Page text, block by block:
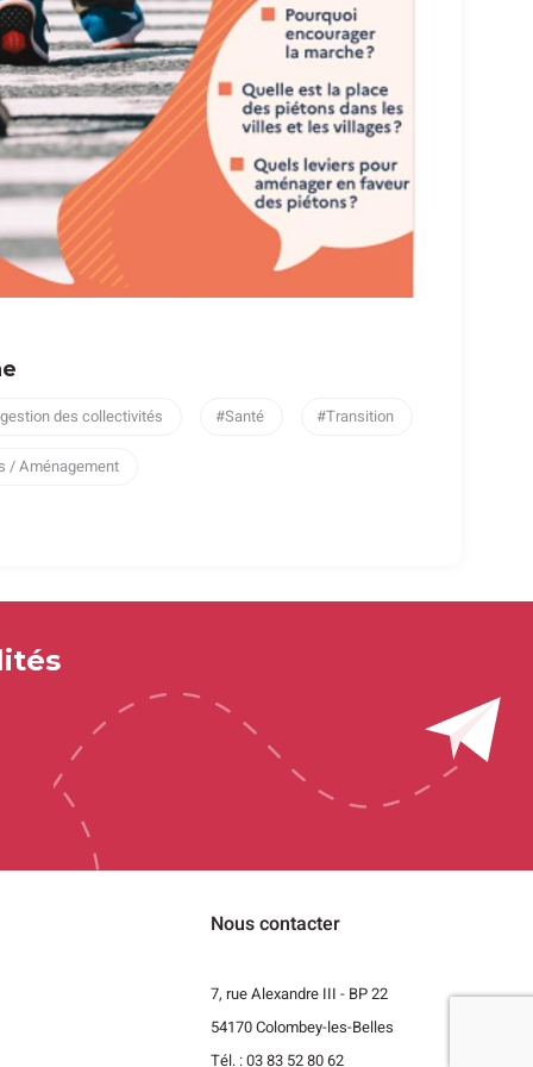
des collectivités Santé Transition
/ Aménagement
Nous contacter
7, rue Alexandre III - BP 22
54170 Colombey-les-Belles
Tél. : 03 83 52 80 62